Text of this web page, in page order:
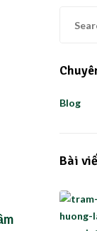
Blog
Bài